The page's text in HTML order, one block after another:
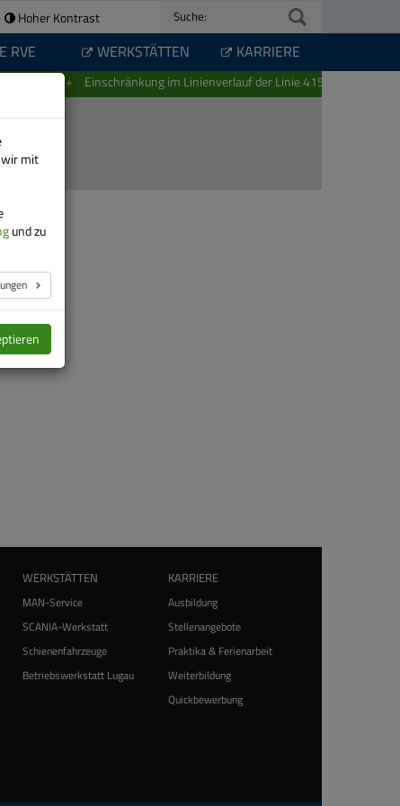
Hoher Kontrast Suche:
RVE WERKSTÄTTEN KARRIERE
Einschränkung im Linienverlauf der Linie 415 zwischen
WERKSTÄTTEN
MAN-Service
SCANIA-Werkstatt
Schienenfahrzeuge
Betriebswerkstatt Lugau
KARRIERE
Ausbildung
Stellenangebote
Praktika & Ferienarbeit
Weiterbildung
Quickbewerbung
wir mit
und zu